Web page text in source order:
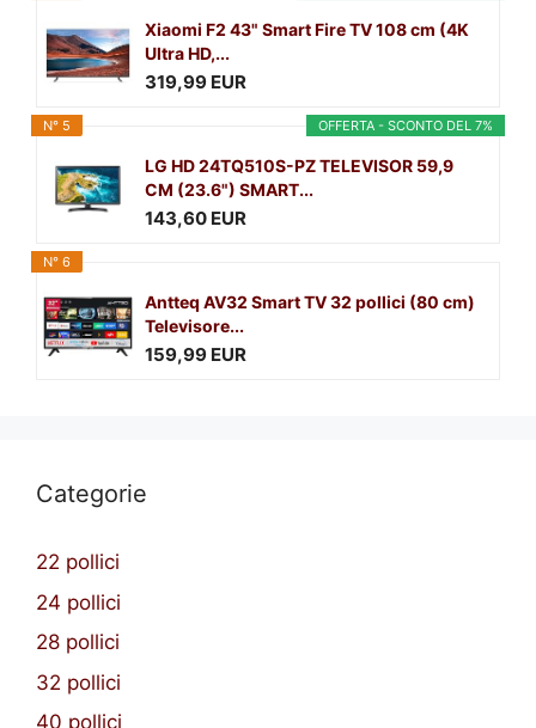
Xiaomi F2 43" Smart Fire TV 108 cm (4K
Ultra HD,...
319,99 EUR
OFFERTA - SCONTO DEL 7%
N° 5
LG HD 24TQ510S-PZ TELEVISOR 59,9
CM (23.6") SMART...
143,60 EUR
N° 6
Antteq AV32 Smart TV 32 pollici (80 cm)
Televisore...
159,99 EUR
Categorie
22 pollici
24 pollici
28 pollici
32 pollici
40 pollici